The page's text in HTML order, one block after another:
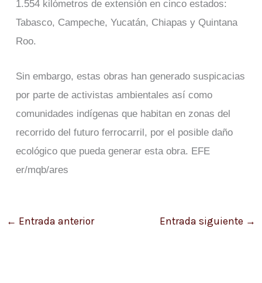
1.554 kilómetros de extensión en cinco estados:
Tabasco, Campeche, Yucatán, Chiapas y Quintana
Roo.
Sin embargo, estas obras han generado suspicacias
por parte de activistas ambientales así como
comunidades indígenas que habitan en zonas del
recorrido del futuro ferrocarril, por el posible daño
ecológico que pueda generar esta obra. EFE
er/mqb/ares
← Entrada anterior Entrada siguiente →